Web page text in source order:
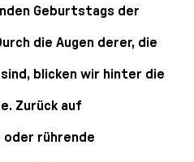
Geburtstags der
die Augen derer, die
blicken wir hinter die
Zurück auf
rührende